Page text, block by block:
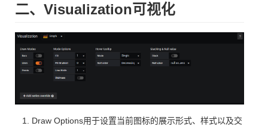
二、Visualization可视化
Draw Options用于设置当前图标的展示形式、样式以及交